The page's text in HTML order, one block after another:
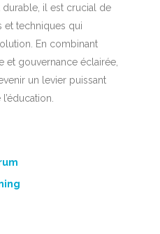
il est crucial de
et techniques qui
En combinant
et gouvernance éclairée,
un levier puissant